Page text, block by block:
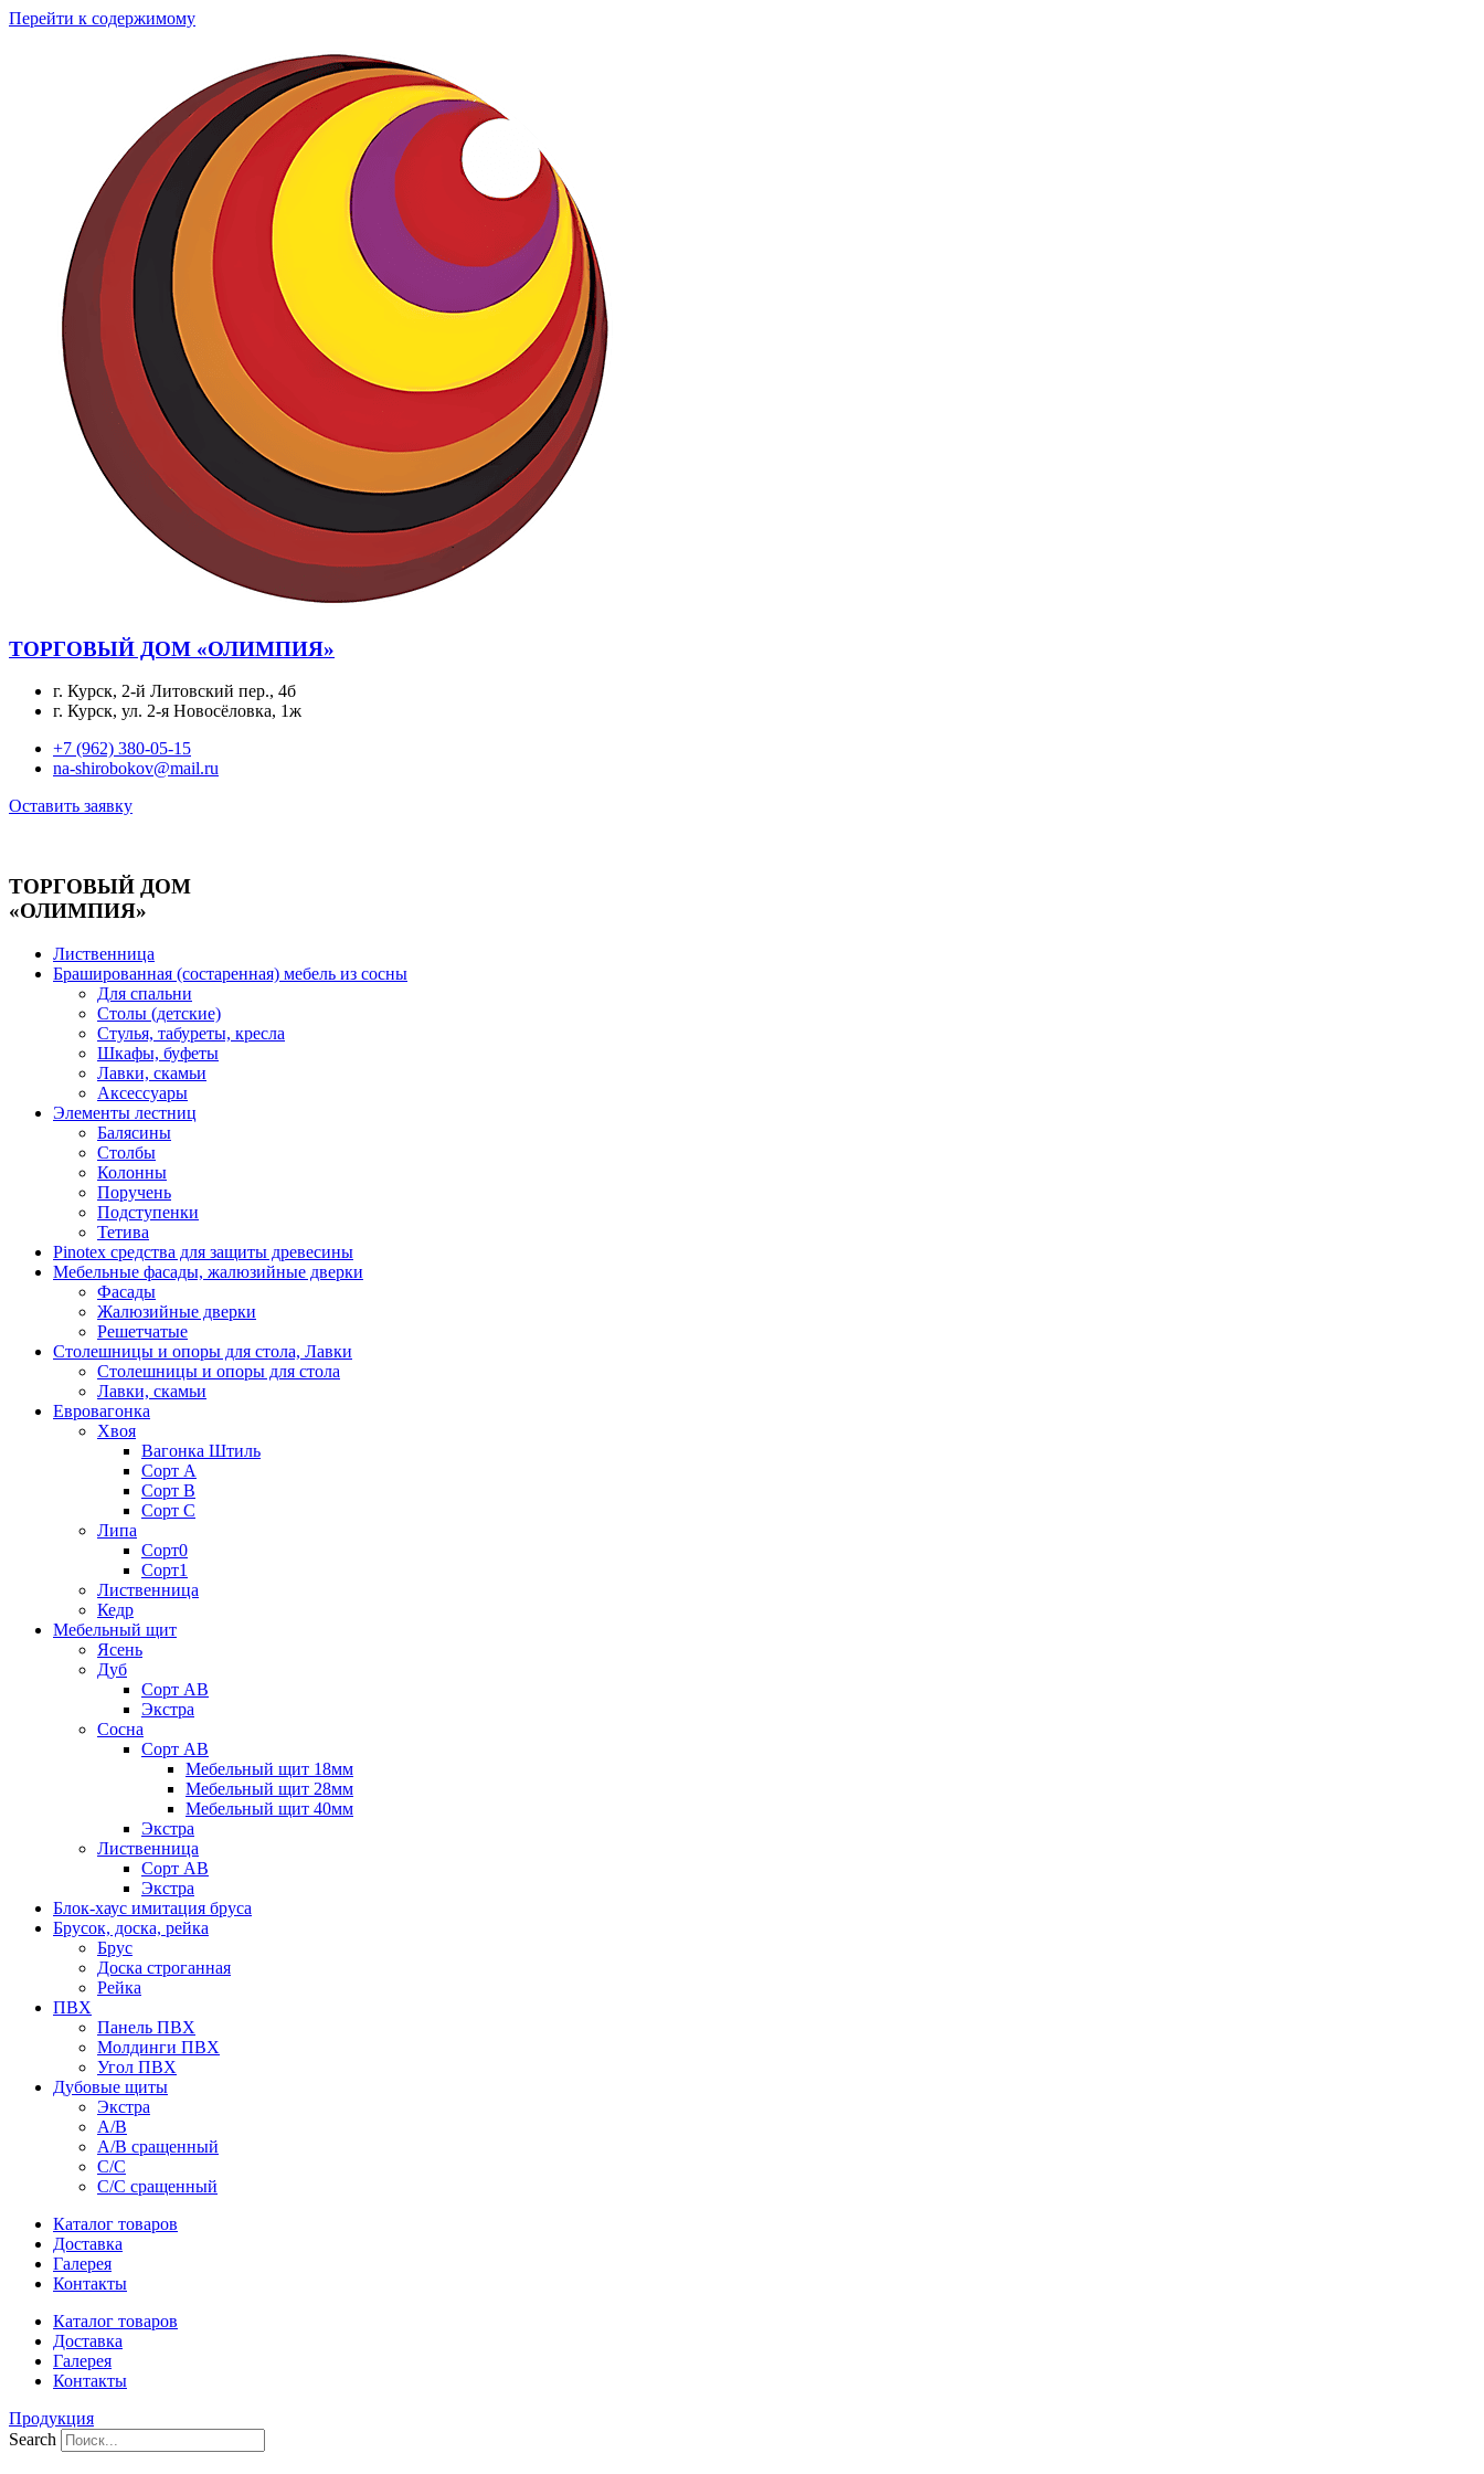
Перейти к содержимому
ТОРГОВЫЙ ДОМ «ОЛИМПИЯ»
г. Курск, 2-й Литовский пер., 4б
г. Курск, ул. 2-я Новосёловка, 1ж
+7 (962) 380-05-15
na-shirobokov@mail.ru
Оставить заявку
ТОРГОВЫЙ ДОМ
«ОЛИМПИЯ»
Лиственница
Брашированная (состаренная) мебель из сосны
Для спальни
Столы (детские)
Стулья, табуреты, кресла
Шкафы, буфеты
Лавки, скамьи
Аксессуары
Элементы лестниц
Балясины
Столбы
Колонны
Поручень
Подступенки
Тетива
Pinotex средства для защиты древесины
Мебельные фасады, жалюзийные дверки
Фасады
Жалюзийные дверки
Решетчатые
Столешницы и опоры для стола, Лавки
Столешницы и опоры для стола
Лавки, скамьи
Евровагонка
Хвоя
Вагонка Штиль
Сорт А
Сорт В
Сорт С
Липа
Сорт0
Сорт1
Лиственница
Кедр
Мебельный щит
Ясень
Дуб
Сорт АВ
Экстра
Сосна
Сорт АВ
Мебельный щит 18мм
Мебельный щит 28мм
Мебельный щит 40мм
Экстра
Лиственница
Сорт АВ
Экстра
Блок-хаус имитация бруса
Брусок, доска, рейка
Брус
Доска строганная
Рейка
ПВХ
Панель ПВХ
Молдинги ПВХ
Угол ПВХ
Дубовые щиты
Экстра
А/В
А/В сращенный
С/С
С/С сращенный
Каталог товаров
Доставка
Галерея
Контакты
Каталог товаров
Доставка
Галерея
Контакты
Продукция
Search